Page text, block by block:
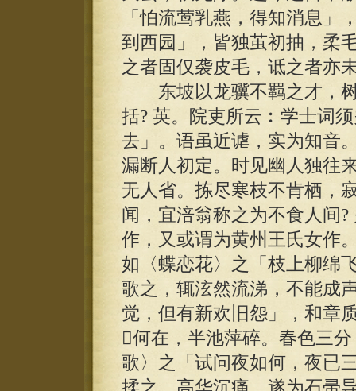
「怕流莺乳燕，得知消息」
到西园」，皆独茧初抽，柔
之者固仅袭皮毛，诋之者亦
东坡以龙骥不羁之才，树
括? 英。院吏所云︰学士词
去」。语虽近谑，实为知音
漏断人初定。时见幽人独往
无人省。拣尽寒枝不肯栖，
闻，宜涪翁称之为不食人间
作，又或谓为黄州王氏女作
如〈蝶恋花〉之「枝上柳绵
歌之，辄泫然流涕，不能成
觉，但有新欢旧怨」，和章
何在，半池萍碎。春色三
歌〉之「试问夜如何，夜已